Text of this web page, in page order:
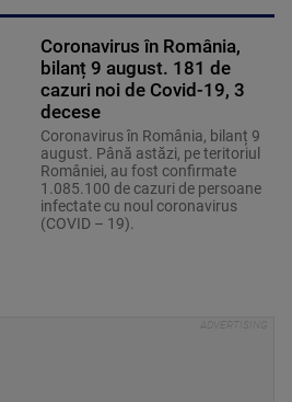
Coronavirus în România,
bilanț 9 august. 181 de
cazuri noi de Covid-19, 3
decese
Coronavirus în România, bilanț 9
august. Până astăzi, pe teritoriul
României, au fost confirmate
1.085.100 de cazuri de persoane
infectate cu noul coronavirus
(COVID – 19).